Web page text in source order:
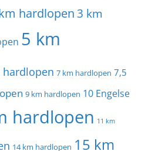
hardlopen3 km
5 km
hardlopen 7 km hardlopen 7,5
9 km hardlopen 10 Engelse
hardlopen 11 km
14 km hardlopen 15 km